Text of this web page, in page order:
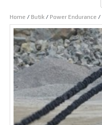
Home / Butik / Power Endurance /